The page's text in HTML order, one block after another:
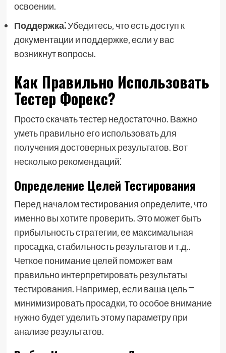
освоении.
Поддержка⁚Убедитесь‚ что есть доступ к
документации и поддержке‚ если у вас
возникнут вопросы.
Как Правильно Использовать
Тестер Форекс?
Просто скачать тестер недостаточно. Важно
уметь правильно его использовать для
получения достоверных результатов. Вот
несколько рекомендаций⁚
Определение Целей Тестирования
Перед началом тестирования определите‚ что
именно вы хотите проверить. Это может быть
прибыльность стратегии‚ ее максимальная
просадка‚ стабильность результатов и т.д..
Четкое понимание целей поможет вам
правильно интерпретировать результаты
тестирования. Например‚ если ваша цель ⎻
минимизировать просадки‚ то особое внимание
нужно будет уделить этому параметру при
анализе результатов.